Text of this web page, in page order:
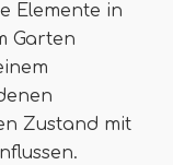
Elemente in
Garten
Zustand mit